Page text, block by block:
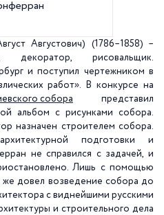
Августович) (1786–1858) –
декоратор, рисовальщик.
и поступил чертежником в
работ». В конкурсе на
собора представил
альбом с рисунками собора.
назначен строителем собора.
подготовки и
не справился с задачей, и
Лишь с помощью
же довел возведение собора до
с виднейшими русскими
и строительного дела